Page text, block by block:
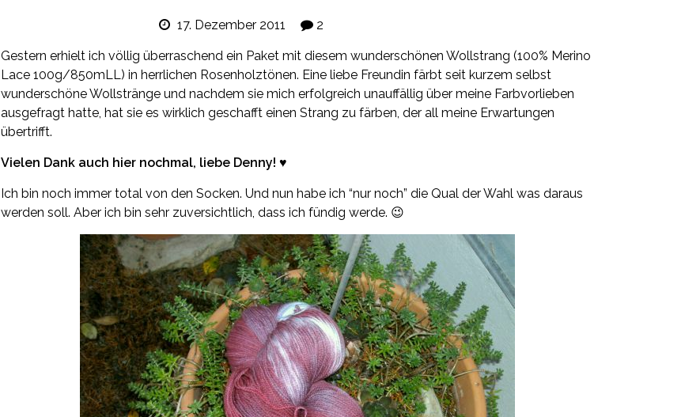
17. Dezember 2011 2
Gestern erhielt ich völlig überraschend ein Paket mit diesem wunderschönen Wollstrang (100% Merino
Lace 100g/850mLL) in herrlichen Rosenholztönen. Eine liebe Freundin färbt seit kurzem selbst
wunderschöne Wollstränge und nachdem sie mich erfolgreich unauffällig über meine Farbvorlieben
ausgefragt hatte, hat sie es wirklich geschafft einen Strang zu färben, der all meine Erwartungen
übertrifft.
Vielen Dank auch hier nochmal, liebe Denny! ♥
Ich bin noch immer total von den Socken. Und nun habe ich “nur noch” die Qual der Wahl was daraus
werden soll. Aber ich bin sehr zuversichtlich, dass ich fündig werde. 😉